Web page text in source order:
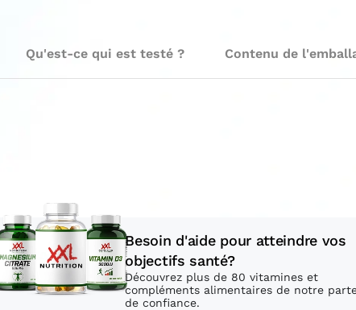
Qu'est-ce qui est testé ? Contenu de
Besoin d'aide pour atteindre vos
objectifs santé?
Découvrez plus de 80 vitamines et
compléments alimentaires de notre
de confiance.